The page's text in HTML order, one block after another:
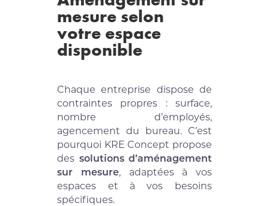
mesure selon
votre espace
disponible
Chaque entreprise dispose de
contraintes propres : surface,
nombre d’employés,
agencement du bureau. C’est
pourquoi KRE Concept propose
des solutions d’aménagement
sur mesure, adaptées à vos
espaces et à vos besoins
spécifiques.